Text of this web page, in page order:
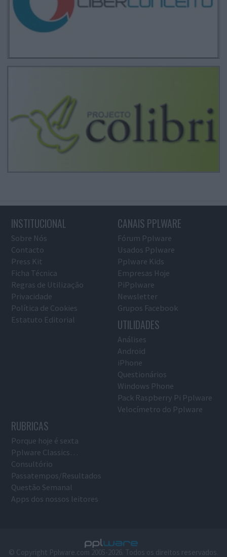
INSTITUCIONAL
Sobre Nós
Contacto
Press Kit
Ficha Técnica
Regras de Utilização
Privacidade
Política de Cookies
Estatuto Editorial
CANAIS PPLWARE
Fórum Pplware
Usados Pplware
Pplware Kids
Empresas Hoje
PiPplware
Newsletter
Grupos Facebook
UTILIDADES
Análises
Android
iPhone
Questionários
Windows Phone
Pack Raspberry Pi Pplware
Velocímetro do Pplware
RUBRICAS
Porque hoje é sexta
Pplware Classics…
Consultório
Passatempos/Resultados
Questão Semanal
Apps dos nossos leitores
© Copyright Pplware.com 2005-2026. Todos os direitos reservados.